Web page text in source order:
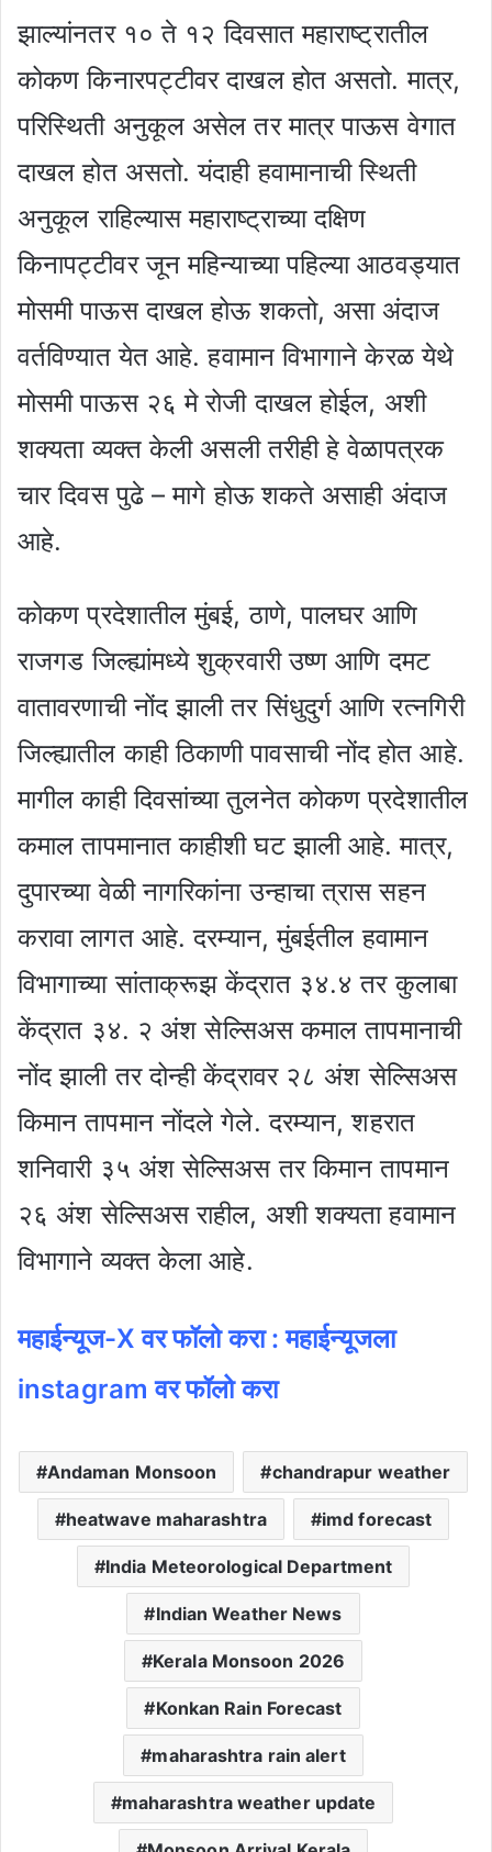
झाल्यांनतर १० ते १२ दिवसात महाराष्ट्रातील
कोकण किनारपट्टीवर दाखल होत असतो. मात्र,
परिस्थिती अनुकूल असेल तर मात्र पाऊस वेगात
दाखल होत असतो. यंदाही हवामानाची स्थिती
अनुकूल राहिल्यास महाराष्ट्राच्या दक्षिण
किनापट्टीवर जून महिन्याच्या पहिल्या आठवड्यात
मोसमी पाऊस दाखल होऊ शकतो, असा अंदाज
वर्तविण्यात येत आहे. हवामान विभागाने केरळ येथे
मोसमी पाऊस २६ मे रोजी दाखल होईल, अशी
शक्यता व्यक्त केली असली तरीही हे वेळापत्रक
चार दिवस पुढे – मागे होऊ शकते असाही अंदाज
आहे.
कोकण प्रदेशातील मुंबई, ठाणे, पालघर आणि
राजगड जिल्ह्यांमध्ये शुक्रवारी उष्ण आणि दमट
वातावरणाची नोंद झाली तर सिंधुदुर्ग आणि रत्नगिरी
जिल्ह्यातील काही ठिकाणी पावसाची नोंद होत आहे.
मागील काही दिवसांच्या तुलनेत कोकण प्रदेशातील
कमाल तापमानात काहीशी घट झाली आहे. मात्र,
दुपारच्या वेळी नागरिकांना उन्हाचा त्रास सहन
करावा लागत आहे. दरम्यान, मुंबईतील हवामान
विभागाच्या सांताक्रूझ केंद्रात ३४.४ तर कुलाबा
केंद्रात ३४. २ अंश सेल्सिअस कमाल तापमानाची
नोंद झाली तर दोन्ही केंद्रावर २८ अंश सेल्सिअस
किमान तापमान नोंदले गेले. दरम्यान, शहरात
शनिवारी ३५ अंश सेल्सिअस तर किमान तापमान
२६ अंश सेल्सिअस राहील, अशी शक्यता हवामान
विभागाने व्यक्त केला आहे.
महाईन्यूज-X वर फॉलो करा : महाईन्यूजला
instagram वर फॉलो करा
Andaman Monsoon chandrapur weather
heatwave maharashtra imd forecast
India Meteorological Department
Indian Weather News
Kerala Monsoon 2026
Konkan Rain Forecast
maharashtra rain alert
maharashtra weather update